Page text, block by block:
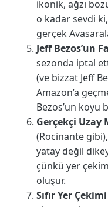
ikonik, ağzı
o kadar sevdi
gerçek
Jeff Bezos’un
sezonda iptal
(ve bizzat Jeff
Amazon’a
Bezos’un koyu
Gerçekçi Uzay
(Rocinante
yatay değil
çünkü yer
oluşur.
Sıfır Yer